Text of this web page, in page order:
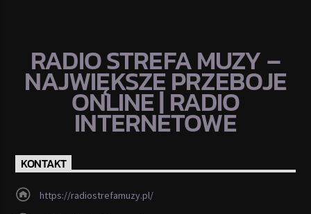
RADIO STREFA MUZY –
NAJWIĘKSZE PRZEBOJE
ONLINE | RADIO
INTERNETOWE
KONTAKT
https://radiostrefamuzy.pl/